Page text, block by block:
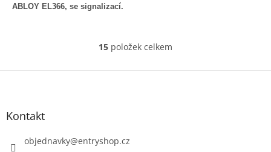
ABLOY EL366, se signalizací.
O
l
15 položek celkem
Z
Kontakt
objednavky@entryshop.cz